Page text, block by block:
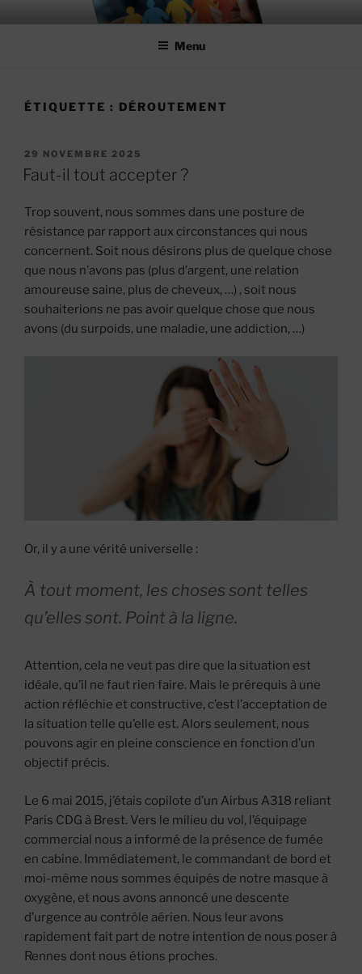
au
MIEUX RÉUSSIR ENSEMBLE
#MieuxRéussirEnsemble
Menu
ÉTIQUETTE : DÉROUTEMENT
PUBLIÉ
LE
29 NOVEMBRE 2025
Faut-il tout accepter ?
Trop souvent, nous sommes dans une posture de
résistance par rapport aux circonstances qui nous
concernent. Soit nous désirons plus de quelque chose
que nous n’avons pas (plus d’argent, une relation
amoureuse saine, plus de cheveux, …) , soit nous
souhaiterions ne pas avoir quelque chose que nous
avons (du surpoids, une maladie, une addiction, …)
Or, il y a une vérité universelle :
À tout moment, les choses sont telles
qu’elles sont. Point à la ligne.
Attention, cela ne veut pas dire que la situation est
idéale, qu’il ne faut rien faire. Mais le prérequis à une
action réfléchie et constructive, c’est l’acceptation de
la situation telle qu’elle est. Alors seulement, nous
pouvons agir en pleine conscience en fonction d’un
objectif précis.
Le 6 mai 2015, j’étais copilote d’un Airbus A318 reliant
Paris CDG à Brest. Vers le milieu du vol, l’équipage
commercial nous a informé de la présence de fumée
en cabine. Immédiatement, le commandant de bord et
moi-même nous sommes équipés de notre masque à
oxygène, et nous avons annoncé une descente
d’urgence au contrôle aérien. Nous leur avons
rapidement fait part de notre intention de nous poser à
Rennes dont nous étions proches.